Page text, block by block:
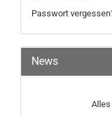
Passwort
News
Alles